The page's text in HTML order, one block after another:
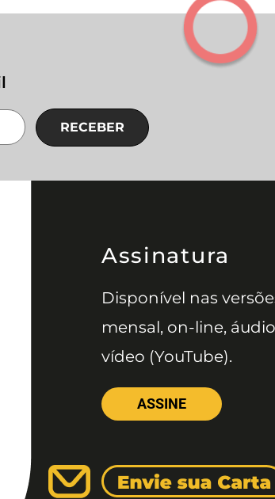
RECEBER
Assinatura
Disponível nas
mensal, on-line,
vídeo (YouTube).
ASSINE